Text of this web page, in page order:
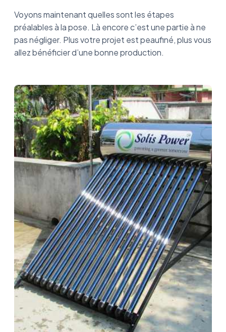
Voyons maintenant quelles sont les étapes
préalables à la pose. Là encore c’est une partie à ne
pas négliger. Plus votre projet est peaufiné, plus vous
allez bénéficier d’une bonne production.